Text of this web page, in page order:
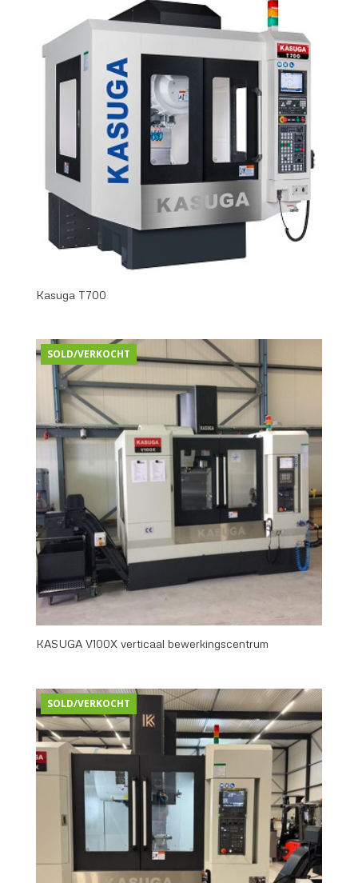
Kasuga T700
SOLD/VERKOCHT
KASUGA V100X verticaal bewerkingscentrum
SOLD/VERKOCHT